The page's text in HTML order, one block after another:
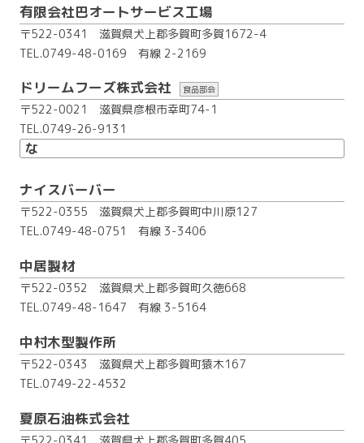
有限会社巴オートサービス工場
〒522-0341 滋賀県犬上郡多賀町多賀1672-4
TEL.0749-48-0169
有線 2-2169
ドリームフーズ株式会社 食品部会
〒522-0021 滋賀県彦根市幸町74-1
TEL.0749-26-9131
な
ナイスバーバー
〒522-0355 滋賀県犬上郡多賀町中川原127
TEL.0749-48-0751
有線 3-3406
中居製材
〒522-0352 滋賀県犬上郡多賀町久徳668
TEL.0749-48-1647
有線 3-5164
中村木型製作所
〒522-0343 滋賀県犬上郡多賀町猿木167
TEL.0749-22-4532
夏原石油株式会社
〒522-0341 滋賀県犬上郡多賀町多賀405